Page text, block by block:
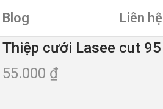
Blog Liên hệ
Thiệp cưới Lasee cut 95
55.000 ₫